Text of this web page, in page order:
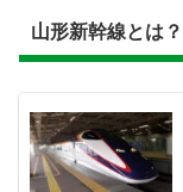
山形新幹線とは？